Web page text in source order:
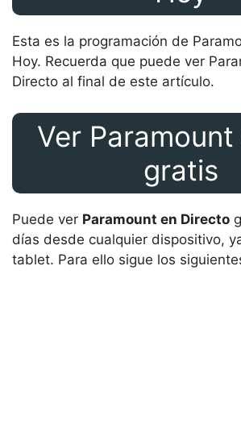
Esta es la programación de
Hoy. Recuerda que puede ver
Directo al final de este artículo.
Ver Paramount
gratis
Puede ver Paramount en Directo
días desde cualquier dispositivo,
tablet. Para ello sigue los